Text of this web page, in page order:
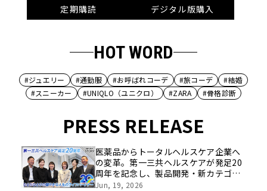
定期購読
デジタル版購入
HOT WORD
#ジュエリー #通勤服 #お呼ばれコーデ #旅コーデ
#結婚
#スニーカー
#UNIQLO（ユニクロ） #ZARA #骨格診断
PRESS RELEASE
医薬品からトータルヘルスケア企業へ
の変革。第一三共ヘルスケアが発足20
周年を記念し、製品開発・新カテゴリ
挑戦の舞台や旧社統合時のエピソード
Jun, 19, 2026